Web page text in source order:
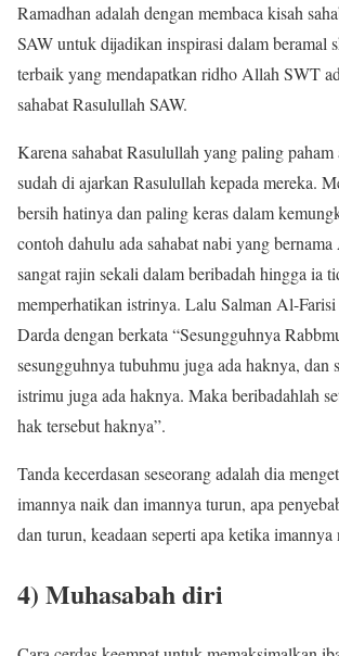
Ramadhan adalah dengan membaca kisah
SAW untuk dijadikan inspirasi dalam beramal
terbaik yang mendapatkan ridho Allah SWT
sahabat Rasulullah SAW.
Karena sahabat Rasulullah yang paling paham
sudah di ajarkan Rasulullah kepada mereka.
bersih hatinya dan paling keras dalam
contoh dahulu ada sahabat nabi yang
sangat rajin sekali dalam beribadah hingga ia
memperhatikan istrinya. Lalu Salman Al-
Darda dengan berkata “Sesungguhnya
sesungguhnya tubuhmu juga ada haknya, dan
istrimu juga ada haknya. Maka beribadahlah
hak tersebut haknya”.
Tanda kecerdasan seseorang adalah dia
imannya naik dan imannya turun, apa
dan turun, keadaan seperti apa ketika
4) Muhasabah diri